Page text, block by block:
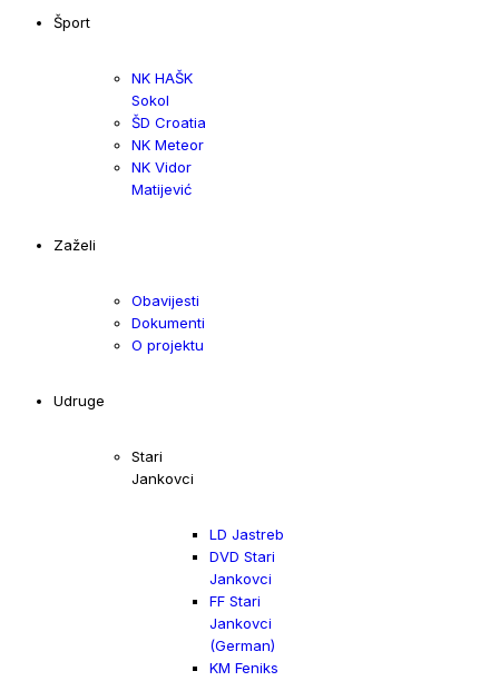
Šport
NK HAŠK
Sokol
ŠD Croatia
NK Meteor
NK Vidor
Matijević
Zaželi
Obavijesti
Dokumenti
O projektu
Udruge
Stari
Jankovci
LD Jastreb
DVD Stari
Jankovci
FF Stari
Jankovci
(German)
KM Feniks